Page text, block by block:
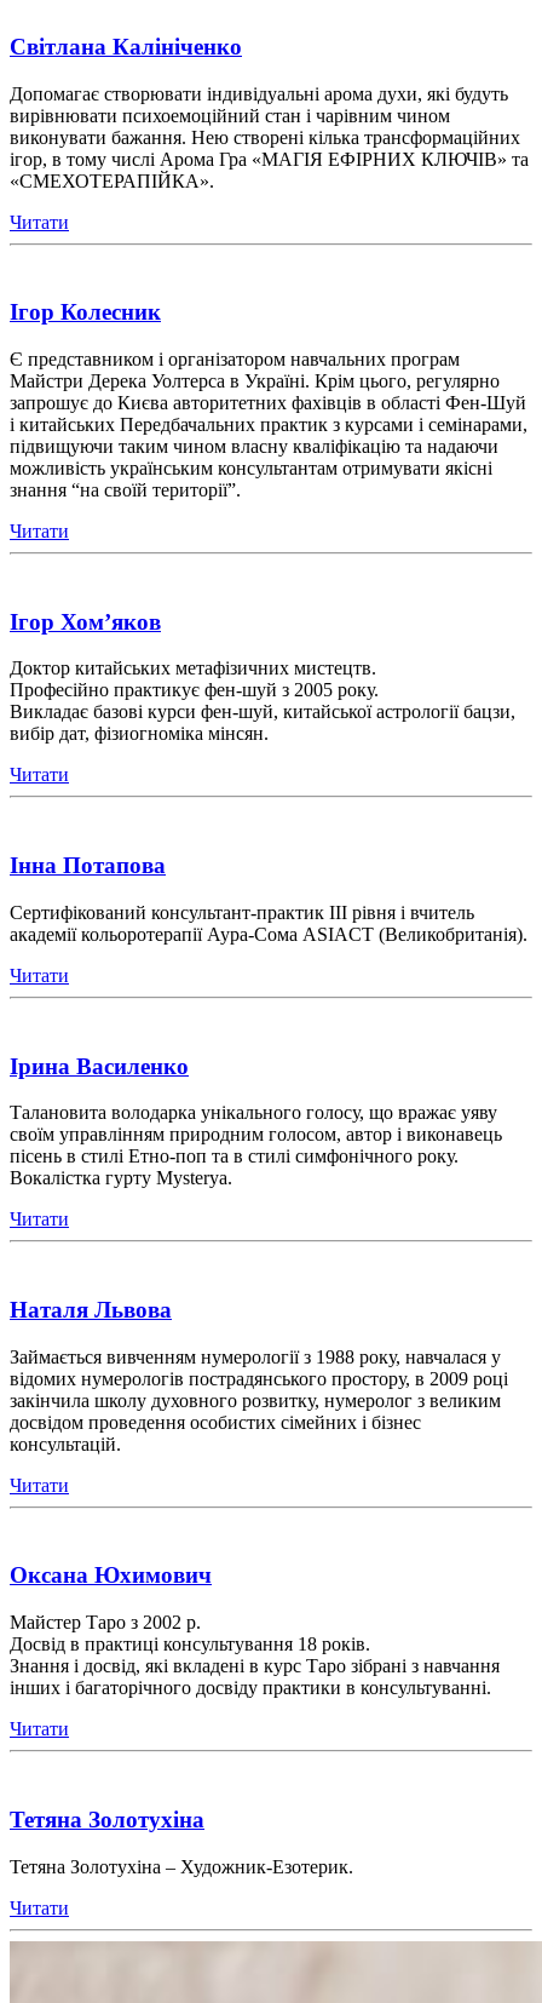
Світлана Калініченко
Допомагає створювати індивідуальні арома духи, які будуть
вирівнювати психоемоційний стан і чарівним чином
виконувати бажання. Нею створені кілька трансформаційних
ігор, в тому числі Арома Гра «МАГІЯ ЕФІРНИХ КЛЮЧІВ» та
«СМЕХОТЕРАПІЙКА».
Читати
Ігор Колесник
Є представником і організатором навчальних програм
Майстри Дерека Уолтерса в Україні. Крім цього, регулярно
запрошує до Києва авторитетних фахівців в області Фен-Шуй
і китайських Передбачальних практик з курсами і семінарами,
підвищуючи таким чином власну кваліфікацію та надаючи
можливість українським консультантам отримувати якісні
знання “на своїй території”.
Читати
Ігор Хом’яков
Доктор китайських метафізичних мистецтв.
Професійно практикує фен-шуй з 2005 року.
Викладає базові курси фен-шуй, китайської астрології бацзи,
вибір дат, фізиогноміка мінсян.
Читати
Інна Потапова
Сертифікований консультант-практик III рівня і вчитель
академії кольоротерапії Аура-Сома ASIACT (Великобританія).
Читати
Ірина Василенко
Талановита володарка унікального голосу, що вражає уяву
своїм управлінням природним голосом, автор і виконавець
пісень в стилі Етно-поп та в стилі симфонічного року.
Вокалістка гурту Mysterya.
Читати
Наталя Львова
Займається вивченням нумерології з 1988 року, навчалася у
відомих нумерологів пострадянського простору, в 2009 році
закінчила школу духовного розвитку, нумеролог з великим
досвідом проведення особистих сімейних і бізнес
консультацій.
Читати
Оксана Юхимович
Майстер Таро з 2002 р.
Досвід в практиці консультування 18 років.
Знання і досвід, які вкладені в курс Таро зібрані з навчання
інших і багаторічного досвіду практики в консультуванні.
Читати
Тетяна Золотухіна
Тетяна Золотухіна – Художник-Езотерик.
Читати